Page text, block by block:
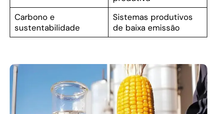
Carbono e
sustentabilidade
Sistemas produtivos
de baixa emissão